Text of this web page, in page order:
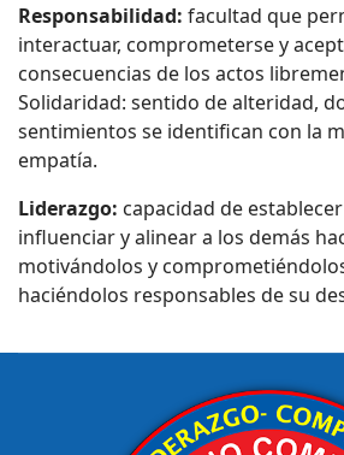
Responsabilidad: facultad que
interactuar, comprometerse y
consecuencias de los actos
Solidaridad: sentido de alteridad,
sentimientos se identifican con la
empatía.
Liderazgo: capacidad de
influenciar y alinear a los demás
motivándolos y
haciéndolos responsables de su